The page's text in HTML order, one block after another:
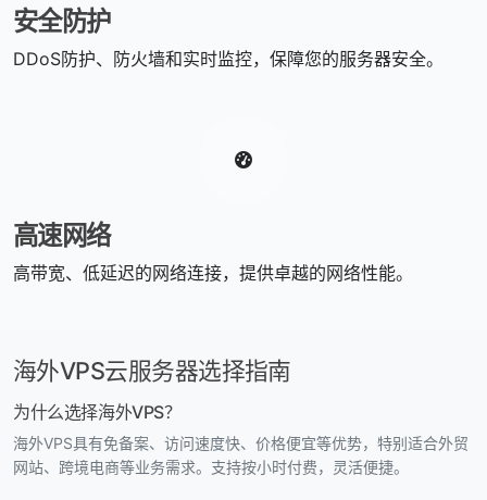
安全防护
DDoS防护、防火墙和实时监控，保障您的服务器安全。
高速网络
高带宽、低延迟的网络连接，提供卓越的网络性能。
海外VPS云服务器选择指南
为什么选择海外VPS？
海外VPS具有免备案、访问速度快、价格便宜等优势，特别适合外贸
网站、跨境电商等业务需求。支持按小时付费，灵活便捷。